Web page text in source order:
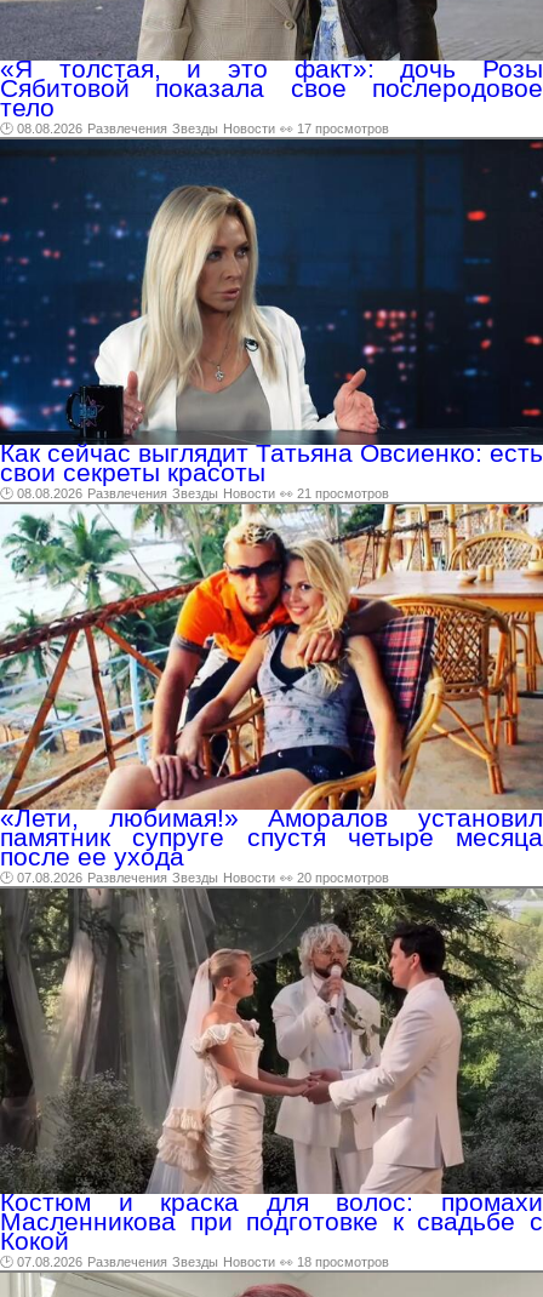
«Я толстая, и это факт»: дочь Розы
Сябитовой показала свое послеродовое
тело
🕑 08.08.2026 Развлечения Звезды Новости 👀 17 просмотров
Как сейчас выглядит Татьяна Овсиенко: есть
свои секреты красоты
🕑 08.08.2026 Развлечения Звезды Новости 👀 21 просмотров
«Лети, любимая!» Аморалов установил
памятник супруге спустя четыре месяца
после ее ухода
🕑 07.08.2026 Развлечения Звезды Новости 👀 20 просмотров
Костюм и краска для волос: промахи
Масленникова при подготовке к свадьбе с
Кокой
🕑 07.08.2026 Развлечения Звезды Новости 👀 18 просмотров